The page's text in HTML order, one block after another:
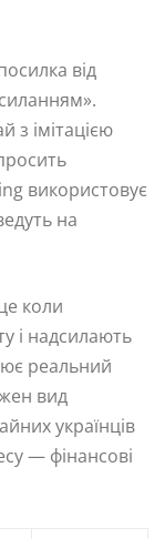
від
з імітацією
використовує
на
коли
і надсилають
реальний
вид
українців
— фінансові